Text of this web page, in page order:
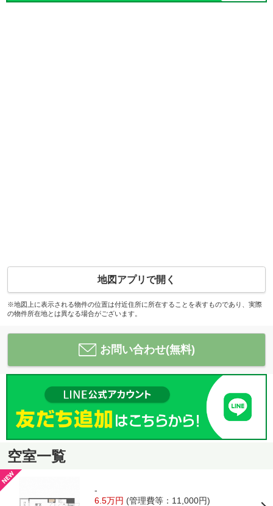
地図アプリで開く
※地図上に表示される物件の位置は付近住所に所在することを表すものであり、実際
の物件所在地とは異なる場合がございます。
お問い合わせ(無料)
空室一覧
-
6.5万円 (管理費等：11,000円)